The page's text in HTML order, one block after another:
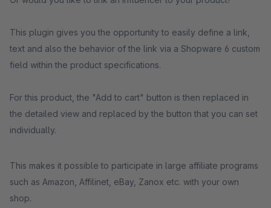
This plugin gives you the opportunity to easily define a link,
text and also the behavior of the link via a Shopware 6 custom
field within the product specifications.
For this product, the "Add to cart" button is then replaced in
the detailed view and replaced by the button that you can set
individually.
This makes it possible to participate in large affiliate programs
such as Amazon, Affilinet, eBay, Zanox etc. with your own
shop.